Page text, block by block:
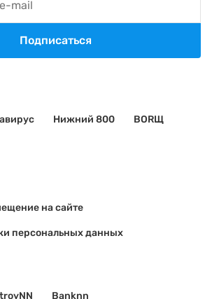
Нижний 800 BORЩ
на сайте
персональных данных
Banknn
Подписаться